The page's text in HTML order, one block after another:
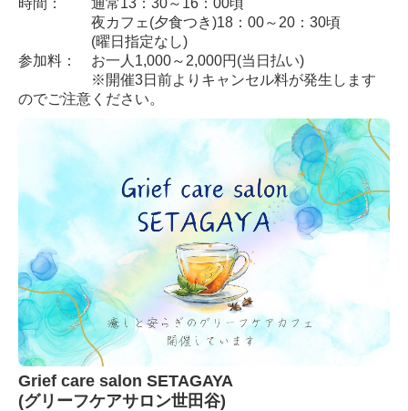
夜カフェ(夕食つき)18：00～20：30頃
(曜日指定なし)
参加料： お一人1,000～2,000円(当日払い)
※開催3日前よりキャンセル料が発生します
のでご注意ください。
Grief care salon SETAGAYA
(グリーフケアサロン世田谷)